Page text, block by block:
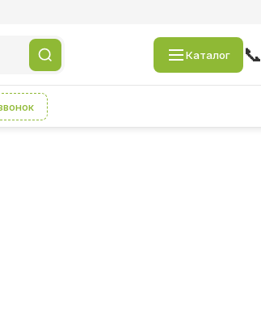
Каталог 📞